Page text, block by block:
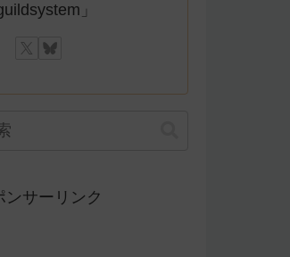
」
ンサーリンク